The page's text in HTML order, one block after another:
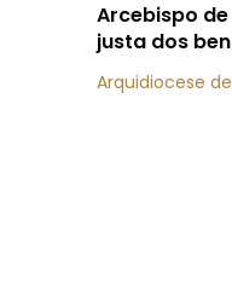
Arcebispo
justa dos
Arquidiocese